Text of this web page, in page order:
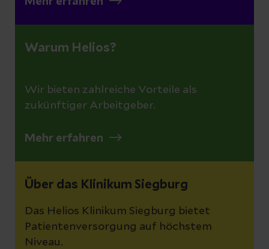
Warum Helios?
Wir bieten zahlreiche Vorteile als
zukünftiger Arbeitgeber.
Mehr erfahren
Über das Klinikum Siegburg
Das Helios Klinikum Siegburg bietet
Patientenversorgung auf höchstem
Niveau.